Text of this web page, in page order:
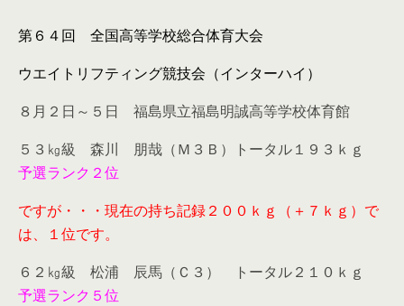
第６４回 全国高等学校総合体育大会
ウエイトリフティング競技会（インターハイ）
８月２日～５日 福島県立福島明誠高等学校体育館
５３㎏級 森川 朋哉（Ｍ３Ｂ）トータル１９３ｋｇ
予選ランク２位
ですが・・・現在の持ち記録２００ｋｇ（＋７ｋｇ）で
は、１位です。
６２㎏級 松浦 辰馬（Ｃ３） トータル２１０ｋｇ
予選ランク５位